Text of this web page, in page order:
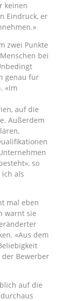
keinen
Eindruck, er
zwei Punkte
bei
genau für
«Im
auf die
Außerdem
so
als
mal eben
warnt sie
«Aus dem
Bewerber
auf die